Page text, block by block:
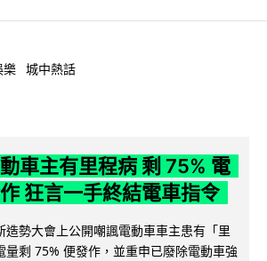
樂 城中熱話
車主有里程病 剩 75% 電
狂言一手終結電車指令
造勢大會上公開嘲諷電動車車主患有「里
量剩 75% 便發作，並重申已廢除電動車強